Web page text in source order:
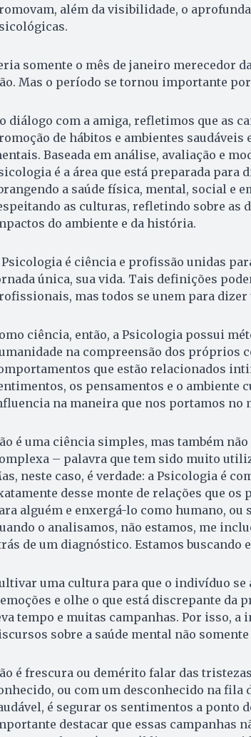
além da visibilidade, o
somente o mês de janeiro merecedor
Mas o período se tornou importante
diálogo com a amiga, refletimos que as
de hábitos e ambientes
Baseada em análise, avaliação e
é a área que está preparada para
a saúde física, mental, social e
as culturas, refletindo sobre as
do ambiente e da história.
Psicologia é ciência e profissão unidas
única, sua vida. Tais definições
mas todos se unem para dizer
ciência, então, a Psicologia possui
na compreensão dos próprios
que estão relacionados
os pensamentos e o ambiente
na maneira que nos portamos no
é uma ciência simples, mas também não
– palavra que tem sido muito
neste caso, é verdade: a Psicologia é
desse monte de relações que
alguém e enxergá-lo como humano, ou
o analisamos, não estamos, me
de um diagnóstico. Estamos buscando
uma cultura para que o indivíduo
e olhe o que está discrepante da
tempo e muitas campanhas. Por isso, a
sobre a saúde mental não
é frescura ou demérito falar das
ou com um desconhecido na fila
é segurar os sentimentos a ponto
destacar que essas campanhas